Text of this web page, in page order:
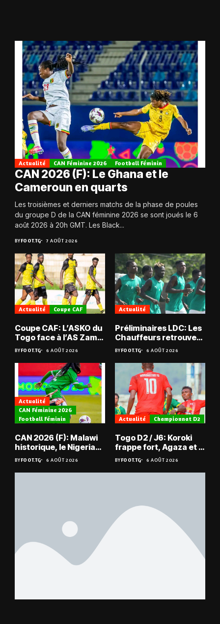
Actualité CAN Féminine 2026 Football Féminin
CAN 2026 (F): Le Ghana et le
Cameroun en quarts
Les troisièmes et derniers matchs de la phase de poules
du groupe D de la CAN féminine 2026 se sont joués le 6
août 2026 à 20h GMT. Les Black...
BYFOOT.TG 7 AOÛT 2026
Actualité Coupe CAF
Coupe CAF: L’ASKO du
Togo face à l’AS Zam
du Niger
BYFOOT.TG 6 AOÛT 2026
Actualité
Préliminaires LDC: Les
Chauffeurs retrouvent
les Mimos
BYFOOT.TG 6 AOÛT 2026
Actualité
CAN Féminine 2026
Football Féminin
CAN 2026 (F): Malawi
historique, le Nigeria
sauvé, la Zambie
éliminée
BYFOOT.TG 6 AOÛT 2026
Actualité Championnat D2
Togo D2 / J6: Koroki
frappe fort, Agaza et la
JCA assurent,
suspense avant Sara
FC – Doumbé FC
BYFOOT.TG 6 AOÛT 2026